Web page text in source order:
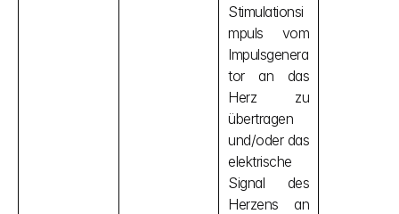
Stimulationsi
mpuls vom
Impulsgenera
tor an das
Herz zu
übertragen
und/oder das
elektrische
Signal des
Herzens an